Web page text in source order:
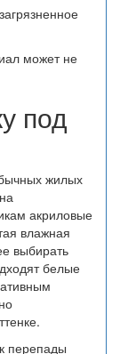
может не
под
жилых
акриловые
влажная
выбирать
белые
перепады